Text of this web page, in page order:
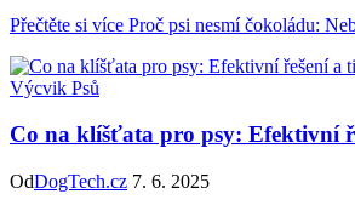
Přečtěte si více Proč psi nesmí čokoládu:
Výcvik Psů
Co na klíšťata pro psy: Efektivní
OdDogTech.cz 7. 6. 2025